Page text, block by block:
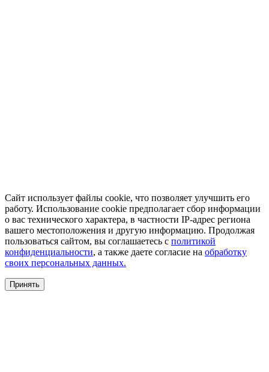
Сайт использует файлы cookie, что позволяет улучшить его
работу. Использование cookie предполагает сбор информации
о вас технического характера, в частности IP-адрес региона
вашего местоположения и другую информацию. Продолжая
пользоваться сайтом, вы соглашаетесь с политикой
конфиденциальности, а также даете согласие на обработку
своих персональных данных.
Принять